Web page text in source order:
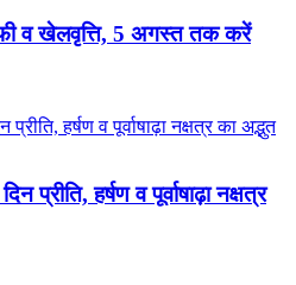
व खेलवृत्ति, 5 अगस्त तक करें
प्रीति, हर्षण व पूर्वाषाढ़ा नक्षत्र